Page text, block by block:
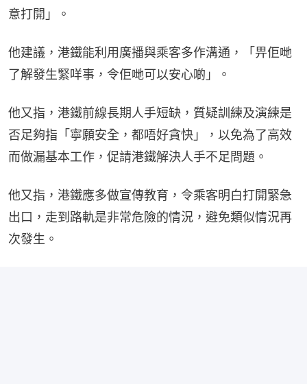
意打開」。
他建議，港鐵能利用廣播與乘客多作溝通，「畀佢哋
了解發生緊咩事，令佢哋可以安心啲」。
他又指，港鐵前線長期人手短缺，質疑訓練及演練是
否足夠指「寧願安全，都唔好貪快」，以免為了高效
而做漏基本工作，促請港鐵解決人手不足問題。
他又指，港鐵應多做宣傳教育，令乘客明白打開緊急
出口，走到路軌是非常危險的情況，避免類似情況再
次發生。